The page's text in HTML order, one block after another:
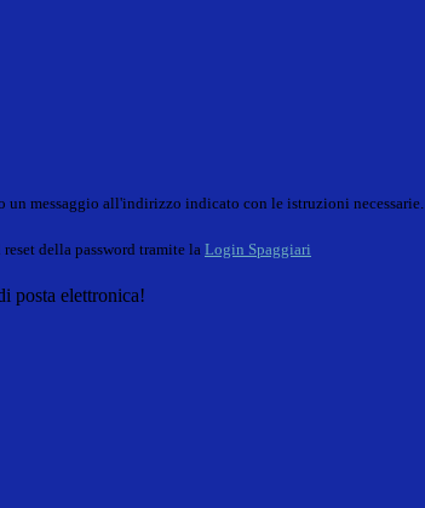
un messaggio all'indirizzo indicato con le istruzioni necessarie.
della password tramite la Login Spaggiari
posta elettronica!